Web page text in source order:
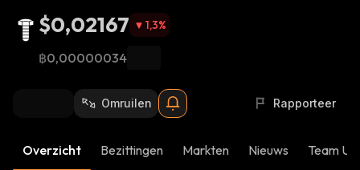
$0,02167 1,3%
฿0,00000034
Omruilen Rapporteer
Overzicht Bezittingen Markten Nieuws Team